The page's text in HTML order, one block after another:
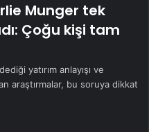
Munger tek
Çoğu kişi tam
yatırım anlayışı ve
araştırmalar, bu soruya dikkat